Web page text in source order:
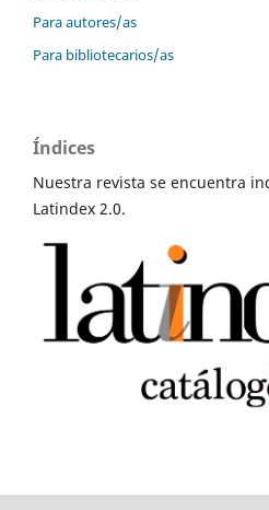
Para autores/as
Para bibliotecarios/as
Índices
Nuestra revista se encuentra
Latindex 2.0.